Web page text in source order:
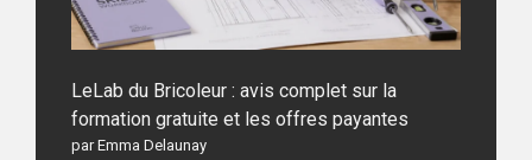
LeLab du Bricoleur : avis complet sur la
formation gratuite et les offres payantes
par Emma Delaunay